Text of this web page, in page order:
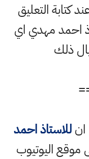
التعليق
احمد مهدي اي
ذلك
انللاستاذ احمد
موقع اليوتيوب